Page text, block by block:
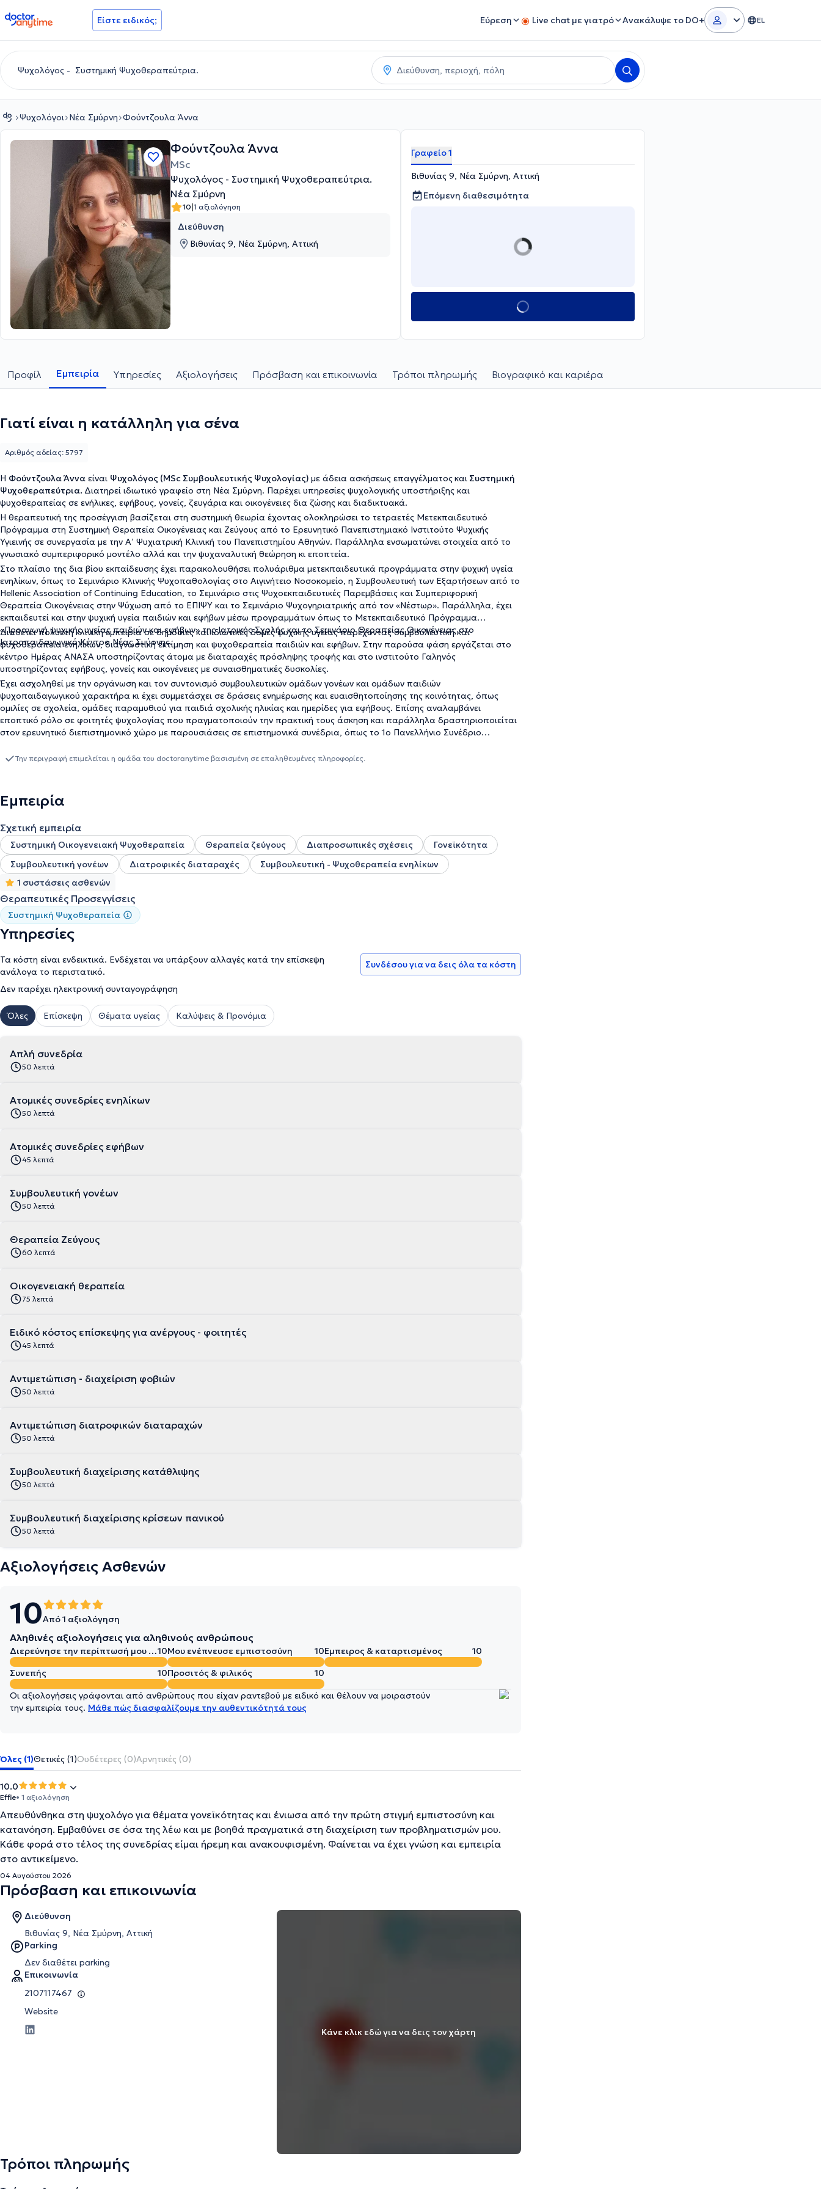
doctoranytime Είστε ειδικός; Εύρεση Live chat με γιατρό Ανακάλυψε το DO+ EL
Ψυχολόγοι Νέα Σμύρνη Φούντζουλα Άννα
Φούντζουλα Άννα
MSc
Ψυχολόγος - Συστημική Ψυχοθεραπεύτρια.
Νέα Σμύρνη
10|1 αξιολόγηση
Διεύθυνση
Βιθυνίας 9, Νέα Σμύρνη, Αττική
Γραφείο 1
Βιθυνίας 9, Νέα Σμύρνη, Αττική
Επόμενη διαθεσιμότητα
Προφίλ Εμπειρία Υπηρεσίες Αξιολογήσεις Πρόσβαση και επικοινωνία Τρόποι πληρωμής Βιογραφικό και καριέρα
Γιατί είναι η κατάλληλη για σένα
Η Φούντζουλα Άννα είναι Ψυχολόγος (MSc Συμβουλευτικής Ψυχολογίας) με άδεια ασκήσεως επαγγέλματοςκαι Συστημική
Ψυχοθεραπεύτρια. Διατηρεί ιδιωτικό γραφείο στη Νέα Σμύρνη. Παρέχει υπηρεσίες ψυχολογικής υποστήριξης και
ψυχοθεραπείας σε ενήλικες, εφήβους, γονείς, ζευγάρια και οικογένειες δια ζώσης και διαδικτυακά.
Η θεραπευτική της προσέγγιση βασίζεται στη συστημική θεωρία έχοντας ολοκληρώσει το τετραετές Μετεκπαιδευτικό
Πρόγραμμα στη Συστημική Θεραπεία Οικογένειας και Ζεύγους από το Ερευνητικό Πανεπιστημιακό Ινστιτούτο Ψυχικής
Υγιεινής σε συνεργασία με την Α’ Ψυχιατρική Κλινική του Πανεπιστημίου Αθηνών. Παράλληλα ενσωματώνει στοιχεία από το
γνωσιακό συμπεριφορικό μοντέλο αλλά και την ψυχαναλυτική θεώρηση κι εποπτεία.
Στο πλαίσιο της δια βίου εκπαίδευσης έχει παρακολουθήσει πολυάριθμα μετεκπαιδευτικά προγράμματα στην ψυχική υγεία
ενηλίκων, όπως το Σεμινάριο Κλινικής Ψυχοπαθολογίας στο Αιγινήτειο Νοσοκομείο, η Συμβουλευτική των Εξαρτήσεων από το
Hellenic Association of Continuing Education, το Σεμινάριο στις Ψυχοεκπαιδευτικές Παρεμβάσεις και Συμπεριφορική
Θεραπεία Οικογένειας στην Ψύχωση από το ΕΠΙΨΥ και το Σεμινάριο Ψυχογηριατρικής από τον «Νέστωρ». Παράλληλα, έχει
εκπαιδευτεί και στην ψυχική υγεία παιδιών και εφήβων μέσω προγραμμάτων όπως το Μετεκπαιδευτικό Πρόγραμμα
«Προαγωγή ψυχικής υγείας παιδιών και εφήβων» της Ιατρικής Σχολής και το Σεμινάριο Θεραπείας Οικογένειας στο
Ιατροπαιδαγωγικό Κέντρο Νέας Σμύρνης.
Διαθέτει πολυετή κλινική εμπειρία σε δημόσιες και ιδιωτικές δομές ψυχικής υγείας παρέχοντας συμβουλευτική και
ψυχοθεραπεία ενηλίκων, διαγνωστική εκτίμηση και ψυχοθεραπεία παιδιών και εφήβων. Στην παρούσα φάση εργάζεται στο
κέντρο Ημέρας ΑΝΑΣΑ υποστηρίζοντας άτομα με διαταραχές πρόσληψης τροφής και στο ινστιτούτο Γαληνός
υποστηρίζοντας εφήβους, γονείς και οικογένειες με συναισθηματικές δυσκολίες.
Έχει ασχοληθεί με την οργάνωση και τον συντονισμό συμβουλευτικών ομάδων γονέων και ομάδων παιδιών
ψυχοπαιδαγωγικού χαρακτήρα κι έχει συμμετάσχει σε δράσεις ενημέρωσης και ευαισθητοποίησης της κοινότητας, όπως
ομιλίες σε σχολεία, ομάδες παραμυθιού για παιδιά σχολικής ηλικίας και ημερίδες για εφήβους. Επίσης αναλαμβάνει
εποπτικό ρόλο σε φοιτητές ψυχολογίας που πραγματοποιούν την πρακτική τους άσκηση και παράλληλα δραστηριοποιείται
στον ερευνητικό διεπιστημονικό χώρο με παρουσιάσεις σε επιστημονικά συνέδρια, όπως το 1ο Πανελλήνιο Συνέδριο
Συνέδριο Ψυχιατρικής Παιδιού κι Εφήβου κ.ά.
Αριθμός αδείας: 5797
Την περιγραφή επιμελείται η ομάδα του doctoranytime βασισμένη σε επαληθευμένες πληροφορίες.
Εμπειρία
Σχετική εμπειρία
Συστημική Οικογενειακή Ψυχοθεραπεία Θεραπεία ζεύγους Διαπροσωπικές σχέσεις
Γονεϊκότητα
Συμβουλευτική γονέων
Διατροφικές διαταραχές
Συμβουλευτική - Ψυχοθεραπεία ενηλίκων
1 συστάσεις ασθενών
Θεραπευτικές Προσεγγίσεις
Συστημική Ψυχοθεραπεία
Υπηρεσίες
Τα κόστη είναι ενδεικτικά. Ενδέχεται να υπάρξουν αλλαγές κατά την επίσκεψη
ανάλογα το περιστατικό.
Δεν παρέχει ηλεκτρονική συνταγογράφηση
Συνδέσου για να δεις όλα τα κόστη
Όλες Επίσκεψη Θέματα υγείας Καλύψεις & Προνόμια
Απλή συνεδρία
50 λεπτά
Ατομικές συνεδρίες ενηλίκων
50 λεπτά
Ατομικές συνεδρίες εφήβων
45 λεπτά
Συμβουλευτική γονέων
50 λεπτά
Θεραπεία Ζεύγους
60 λεπτά
Οικογενειακή θεραπεία
75 λεπτά
Ειδικό κόστος επίσκεψης για ανέργους - φοιτητές
45 λεπτά
Αντιμετώπιση - διαχείριση φοβιών
50 λεπτά
Αντιμετώπιση διατροφικών διαταραχών
50 λεπτά
Συμβουλευτική διαχείρισης κατάθλιψης
50 λεπτά
Συμβουλευτική διαχείρισης κρίσεων πανικού
50 λεπτά
Αξιολογήσεις Ασθενών
10Από 1 αξιολόγηση
Αληθινές αξιολογήσεις για αληθινούς ανθρώπους
Διερεύνησε την περίπτωσή μου σε βάθος10Μου ενέπνευσε εμπιστοσύνη 10Έμπειρος & καταρτισμένος
10
Συνεπής
10Προσιτός & φιλικός 10
Οι αξιολογήσεις γράφονται από ανθρώπους που είχαν ραντεβού με ειδικό και θέλουν να μοιραστούν
την εμπειρία τους. Μάθε πώς διασφαλίζουμε την αυθεντικότητά τους
Όλες (1)Θετικές (1)Ουδέτερες (0)Αρνητικές (0)
10.0
Effie• 1 αξιολόγηση
Απευθύνθηκα στη ψυχολόγο για θέματα γονεϊκότητας και ένιωσα από την πρώτη στιγμή εμπιστοσύνη και
κατανόηση. Εμβαθύνει σε όσα της λέω και με βοηθά πραγματικά στη διαχείριση των προβληματισμών μου.
Κάθε φορά στο τέλος της συνεδρίας είμαι ήρεμη και ανακουφισμένη. Φαίνεται να έχει γνώση και εμπειρία
στο αντικείμενο.
04 Αυγούστου 2026
Πρόσβαση και επικοινωνία
Διεύθυνση
Βιθυνίας 9, Νέα Σμύρνη, Αττική
Parking
Δεν διαθέτει parking
Επικοινωνία
2107117467
Website
Κάνε κλικ εδώ για να δεις τον χάρτη
Τρόποι πληρωμής